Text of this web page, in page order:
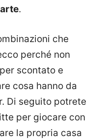
.
che
perché non
scontato e
cosa hanno da
Di seguito potrete
per giocare con
la propria casa